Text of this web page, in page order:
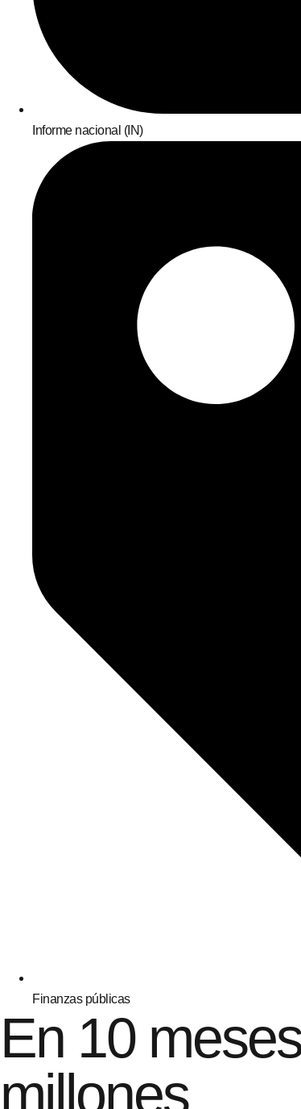
Informe nacional (IN)
Finanzas públicas
En 10
millones